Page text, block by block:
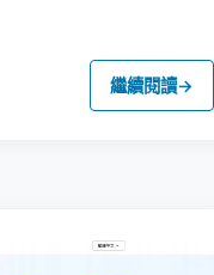
繼續閱讀→